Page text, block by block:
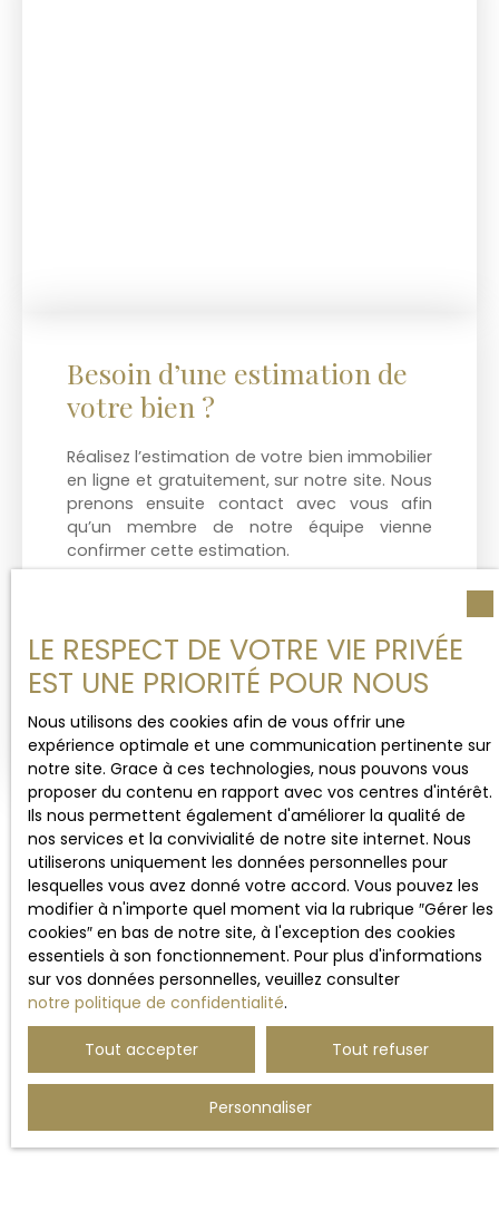
Besoin d’une estimation de
votre bien ?
Réalisez l’estimation de votre bien immobilier
en ligne et gratuitement, sur notre site. Nous
prenons ensuite contact avec vous afin
qu’un membre de notre équipe vienne
confirmer cette estimation.
Adresse de votre bien
LE RESPECT DE VOTRE VIE PRIVÉE
EST UNE PRIORITÉ POUR NOUS
Nous utilisons des cookies afin de vous offrir une
expérience optimale et une communication pertinente sur
notre site. Grace à ces technologies, nous pouvons vous
proposer du contenu en rapport avec vos centres d'intérêt.
Ils nous permettent également d'améliorer la qualité de
nos services et la convivialité de notre site internet. Nous
utiliserons uniquement les données personnelles pour
lesquelles vous avez donné votre accord. Vous pouvez les
modifier à n'importe quel moment via la rubrique ″Gérer les
cookies″ en bas de notre site, à l'exception des cookies
essentiels à son fonctionnement. Pour plus d'informations
sur vos données personnelles, veuillez consulter
notre politique de confidentialité.
Tout accepter Tout refuser
Personnaliser